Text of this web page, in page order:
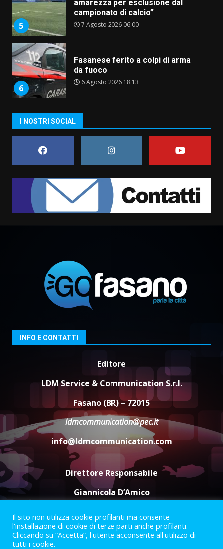
5
amarezza per esclusione dal
campionato di calcio”
7 Agosto 2026 06:00
6
Fasanese ferito a colpi di arma
da fuoco
6 Agosto 2026 18:13
di aperture straordinarie del
Comune di Fasano
6 Agosto 2026 14:16
1
La Banda Città di Fasano apre
ufficialmente la Festa di
Savelletri
8 Agosto 2026 11:00
Santis
8 Agosto 2026 07:30
3
Politiche Giovanili e Mobilità
Sostenibile: premiati gli studenti
giusta”
“I Contestatori: Musica di
Rivoluzione”: nuovo
appuntamento con “Fasano in
7 Agosto 2026 06:05
US Fasano, Scianaro: “Profonda
amarezza per esclusione dal
campionato di calcio”
7 Agosto 2026 06:00
I NOSTRI SOCIAL
INFO E CONTATTI
Editore
LDM Service & Communication S.r.l.
Fasano (BR) – 72015
ldmcommunication@pec.it
info@ldmcommunication.com
Direttore Responsabile
Giannicola D’Amico
Termini e Condizioni
Privacy Policy
Informazioni Legali
Il sito non utilizza cookie profilanti ma consente
l'installazione di cookie di terze parti anche profilanti.
Cliccando su “Accetta”, l'utente acconsente all'utilizzo di
tutti i cookie.